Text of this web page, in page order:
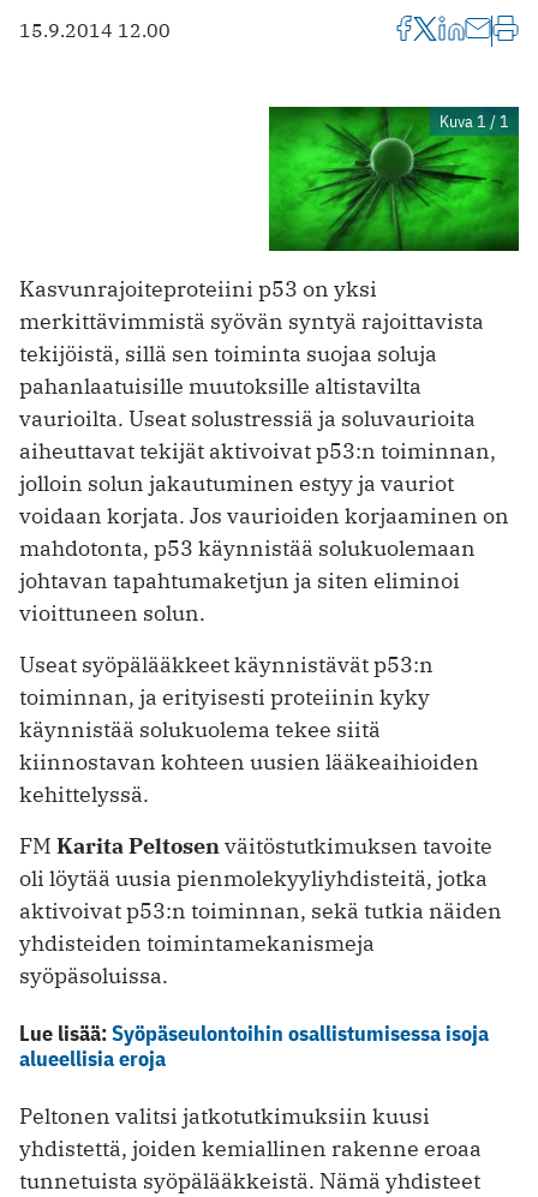
15.9.2014 12.00
Kuva 1 / 1
Kasvunrajoiteproteiini p53 on yksi
merkittävimmistä syövän syntyä rajoittavista
tekijöistä, sillä sen toiminta suojaa soluja
pahanlaatuisille muutoksille altistavilta
vaurioilta. Useat solustressiä ja soluvaurioita
aiheuttavat tekijät aktivoivat p53:n toiminnan,
jolloin solun jakautuminen estyy ja vauriot
voidaan korjata. Jos vaurioiden korjaaminen on
mahdotonta, p53 käynnistää solukuolemaan
johtavan tapahtumaketjun ja siten eliminoi
vioittuneen solun.
Useat syöpälääkkeet käynnistävät p53:n
toiminnan, ja erityisesti proteiinin kyky
käynnistää solukuolema tekee siitä
kiinnostavan kohteen uusien lääkeaihioiden
kehittelyssä.
FM Karita Peltosenväitöstutkimuksen tavoite
oli löytää uusia pienmolekyyliyhdisteitä, jotka
aktivoivat p53:n toiminnan, sekä tutkia näiden
yhdisteiden toimintamekanismeja
syöpäsoluissa.
Lue lisää:Syöpäseulontoihin osallistumisessa isoja
alueellisia eroja
Peltonen valitsi jatkotutkimuksiin kuusi
yhdistettä, joiden kemiallinen rakenne eroaa
tunnetuista syöpälääkkeistä. Nämä yhdisteet